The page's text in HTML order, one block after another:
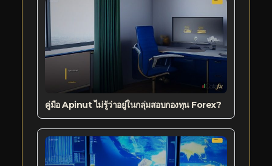
คู่มือ Apinut ไม่รู้ว่าอยู่ในกลุ่มสอบกองทุน Forex?